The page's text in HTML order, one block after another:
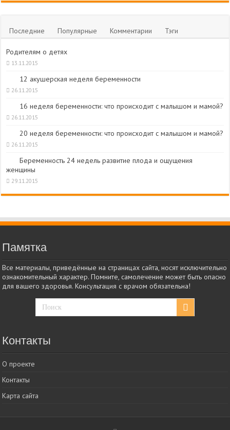
Последние Популярные Комментарии Тэги
Родителям о детях
13.11.2015
12 акушерская неделя беременности
26.11.2015
16 неделя беременности: что происходит с малышом и мамой?
26.11.2015
20 неделя беременности: что происходит с малышом и мамой?
26.11.2015
Беременность 24 недель развитие плода и ощущения
женщины
29.11.2015
Памятка
Все материалы, приведённые на страницах сайта, носят исключительно
ознакомительный характер. Помните, самолечение может быть опасно
для вашего здоровья. Консультация с врачом обязательна!
Контакты
О проекте
Контакты
Карта сайта